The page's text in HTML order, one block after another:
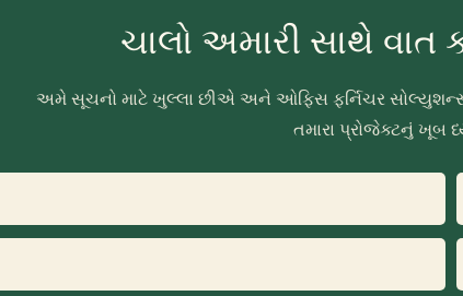
ચાલો અમારી સાથે
અમે સૂચનો માટે ખુલ્લા છીએ અને ઓફિસ ફર્નિચર
તમારા પ્રોજેક્ટનું ખૂબ